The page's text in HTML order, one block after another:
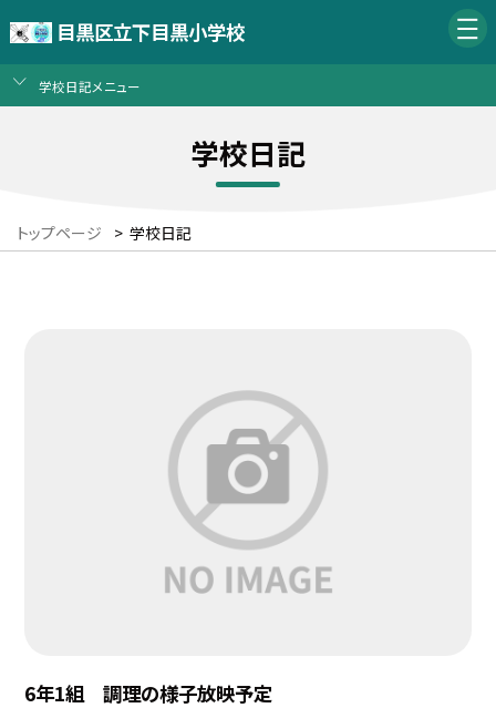
目黒区立下目黒小学校
学校日記メニュー
学校日記
トップページ > 学校日記
6年1組 調理の様子放映予定